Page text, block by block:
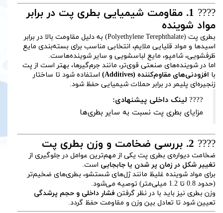
????
1. مقاومت شیمیایی بطری پت در برابر
مواد شوینده
بطری پت (Polyethylene Terephthalate) به دلیل مقاومت بالا در برابر
اسیدها و مواد قلیایی ملایم، انتخابی مناسب برای بسته‌بندی مایع
ظرفشویی، شامپو، مایع لباسشویی و سایر شوینده‌هاست.
اما در شوینده‌های صنعتی قوی‌تر، مانند جرم‌گیرها، بهتر است از پت
با افزودنی‌های مقاوم‌کننده (Additives)
استفاده شود تا ساختار
زنجیره‌ای پلیمر در برابر حملات شیمیایی حفظ شود.
???? لینک داخلی پیشنهادی:
مزایای بطری پت نسبت به سایر بطری‌ها
???? 2. بررسی ضخامت و وزن بطری پت
ضخامت دیواره‌ی بطری پت یکی از مهم‌ترین عوامل در جلوگیری از
تغییر شکل در زمان پر شدن یا جابجایی است.
برای مواد شوینده غلیظ مانند ژل‌های شستشو، بطری‌های ضخیم‌تر
(حدود 0.8 تا 1.2 میلی‌متر) توصیه می‌شود.
وزن بطری نیز باید با در نظر گرفتن فشار داخلی و حجم پرشدگی
تعیین شود تا تعادل بین وزن و مقاومت حفظ گردد.